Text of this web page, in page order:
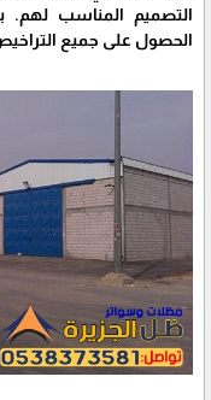
التصميم المناسب لهم.
الحصول على جميع